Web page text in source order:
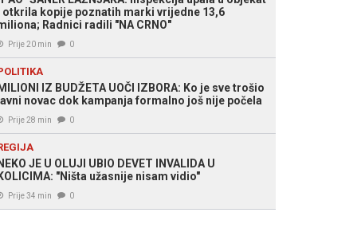
otkrila kopije poznatih marki vrijedne 13,6
Radnici radili "NA CRNO"
Prije 20 min 0
IZ BUDŽETA UOČI IZBORA: Ko je sve trošio
novac dok kampanja formalno još nije počela
Prije 28 min 0
JE U OLUJI UBIO DEVET INVALIDA U
"Ništa užasnije nisam vidio"
Prije 34 min 0